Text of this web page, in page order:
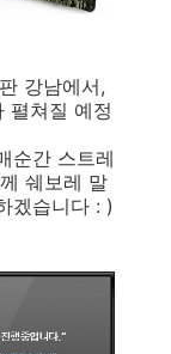
강남에서,
펼쳐질 예정
순간 스트레
쉐보레 말
겠습니다 : )